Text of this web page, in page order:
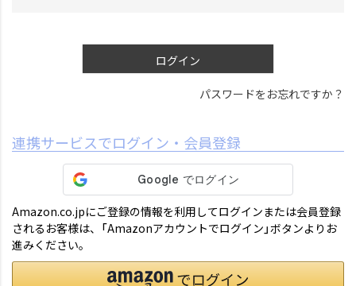
ログイン
パスワードをお忘れですか？
連携サービスでログイン・会員登録
Amazon.co.jpにご登録の情報を利用してログインまたは会員登録
されるお客様は、「Amazonアカウントでログイン」ボタンよりお
進みください。